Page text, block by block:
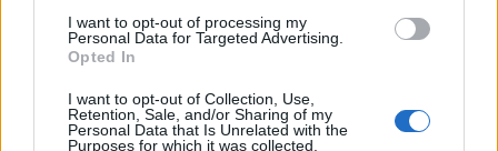
I want to opt-out of processing my
Personal Data for Targeted Advertising.
Opted In
I want to opt-out of Collection, Use,
Retention, Sale, and/or Sharing of my
Personal Data that Is Unrelated with the
Purposes for which it was collected.
Πλήρης απασχόληση
28/07/2026